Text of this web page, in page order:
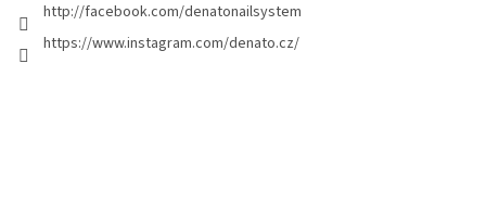
http://facebook.com/denatonailsystem
https://www.instagram.com/denato.cz/